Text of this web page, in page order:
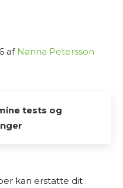
af Nanna Petersson
tests og
ned i produkter,
kan erstatte dit